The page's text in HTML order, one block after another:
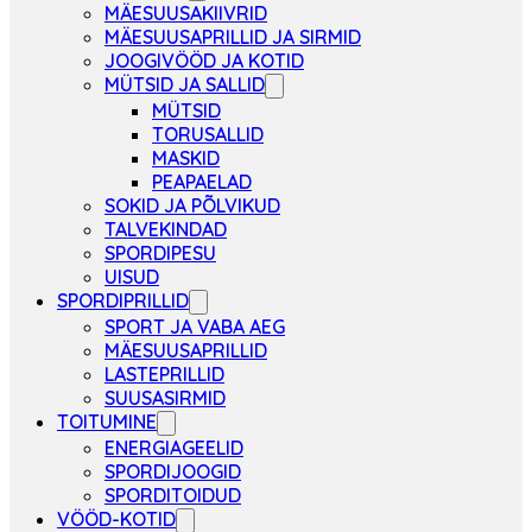
MÄESUUSAKIIVRID
MÄESUUSAPRILLID JA SIRMID
JOOGIVÖÖD JA KOTID
MÜTSID JA SALLID
MÜTSID
TORUSALLID
MASKID
PEAPAELAD
SOKID JA PÕLVIKUD
TALVEKINDAD
SPORDIPESU
UISUD
SPORDIPRILLID
SPORT JA VABA AEG
MÄESUUSAPRILLID
LASTEPRILLID
SUUSASIRMID
TOITUMINE
ENERGIAGEELID
SPORDIJOOGID
SPORDITOIDUD
VÖÖD-KOTID